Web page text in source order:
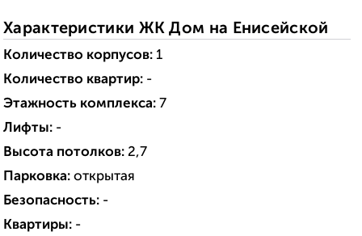
Характеристики ЖК Дом на Енисейской
Количество корпусов: 1
Количество квартир: -
Этажность комплекса: 7
Лифты: -
Высота потолков: 2,7
Парковка: открытая
Безопасность: -
Квартиры: -